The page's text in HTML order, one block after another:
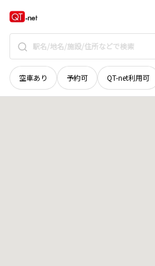
空車あり 予約可 QT-net利用可
秋田県